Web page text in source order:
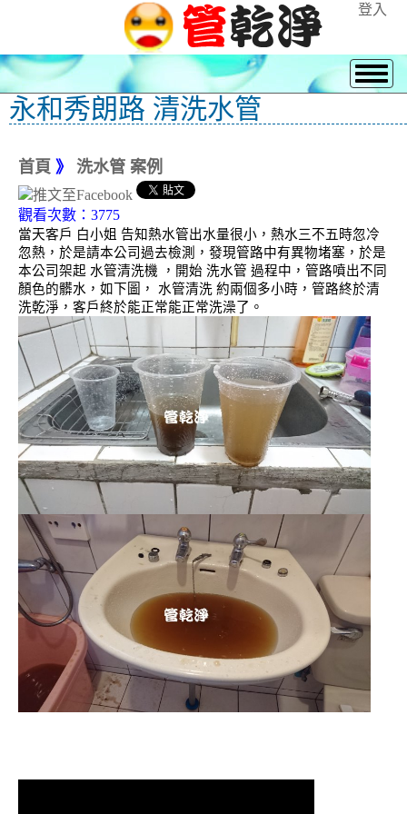
登入
永和秀朗路 清洗水管
首頁 》 洗水管 案例
觀看次數：3775
當天客戶 白小姐 告知熱水管出水量很小，熱水三不五時忽冷
忽熱，於是請本公司過去檢測，發現管路中有異物堵塞，於是
本公司架起 水管清洗機 ，開始 洗水管 過程中，管路噴出不同
顏色的髒水，如下圖， 水管清洗 約兩個多小時，管路終於清
洗乾淨，客戶終於能正常能正常洗澡了。